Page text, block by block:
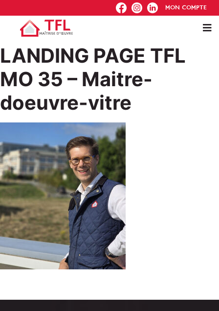
FB IG IN MON COMPTE
LANDING PAGE TFL
MO 35 – Maitre-
doeuvre-vitre